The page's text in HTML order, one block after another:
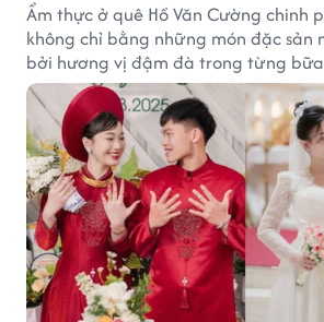
Ẩm thực ở quê Hồ Văn Cường chinh
không chỉ bằng những món đặc sản
bởi hương vị đậm đà trong từng
nét giản dị ấy là những bí quyết
giữ qua nhiều thế hệ.